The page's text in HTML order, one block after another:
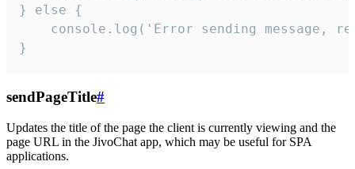
} else {
console.log('Error sending message,
}
sendPageTitle#
Updates the title of the page the client is currently viewing and the
page URL in the JivoChat app, which may be useful for SPA
applications.